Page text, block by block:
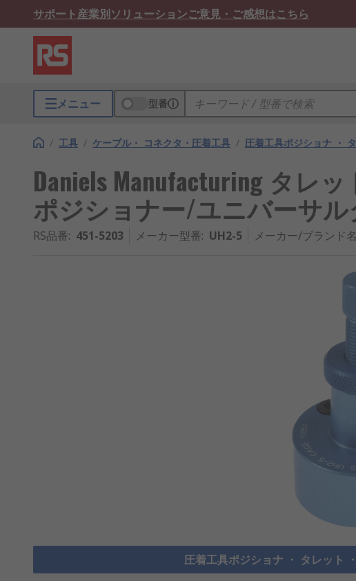
サポート産業別ソリューションご意見・ご感想はこちら
メニュー 型番
/ 工具 / ケーブル・ コネクタ・圧着工具 / 圧着工具ポジショナ ・
Daniels Manufacturing タレ
ポジショナー/ユニバーサル
RS品番: 451-5203 メーカー型番: UH2-5 メーカー/ブランド名
圧着工具ポジショナ ・ タレット